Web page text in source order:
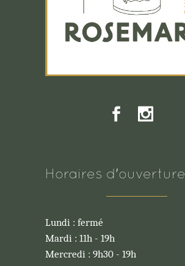
Horaires d'ouverture
Lundi : fermé
Mardi : 11h - 19h
Mercredi : 9h30 - 19h